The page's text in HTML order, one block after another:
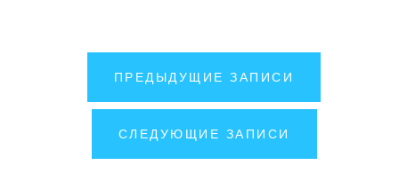
«ЖЕРТВЫ
ИСПУГА»"
ЗАПИСЯМ
ПРЕДЫДУЩИЕ ЗАПИСИ
СЛЕДУЮЩИЕ ЗАПИСИ